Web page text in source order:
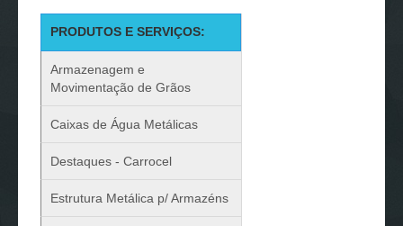
PRODUTOS E SERVIÇOS:
Armazenagem e
Movimentação de Grãos
Caixas de Água Metálicas
Destaques - Carrocel
Estrutura Metálica p/ Armazéns